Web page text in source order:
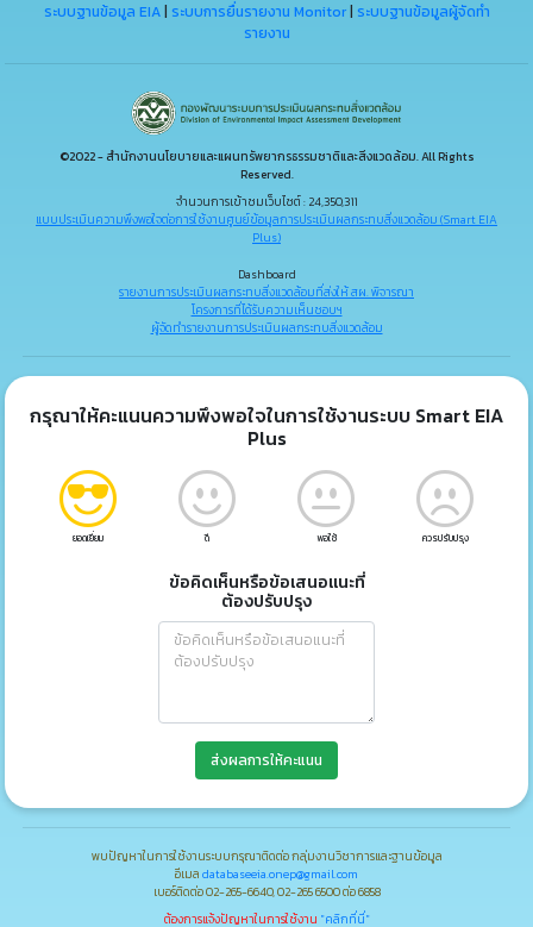
ระบบฐานข้อมูล EIA| ระบบการยื่นรายงาน Monitor| ระบบฐานข้อมูลผู้จัดทำ
รายงาน
©2022 - สำนักงานนโยบายและแผนทรัพยากรธรรมชาติและสิ่งแวดล้อม. All Rights
Reserved.
จำนวนการเข้าชมเว็บไซต์ : 24,350,311
แบบประเมินความพึงพอใจต่อการใช้งานศูนย์ข้อมูลการประเมินผลกระทบสิ่งแวดล้อม (Smart EIA
Plus)
Dashboard
รายงานการประเมินผลกระทบสิ่งแวดล้อมที่ส่งให้ สผ. พิจารณา
โครงการที่ได้รับความเห็นชอบฯ
ผู้จัดทำรายงานการประเมินผลกระทบสิ่งแวดล้อม
กรุณาให้คะแนนความพึงพอใจในการใช้งานระบบ Smart EIA
Plus
ยอดเยี่ยม ดี พอใช้ ควรปรับปรุง
ข้อคิดเห็นหรือข้อเสนอแนะที่
ต้องปรับปรุง
ส่งผลการให้คะแนน
พบปัญหาในการใช้งานระบบกรุณาติดต่อ กลุ่มงานวิชาการและฐานข้อมูล
อีเมล databaseeia.onep@gmail.com
เบอร์ติดต่อ 02-265-6640, 02-265 6500 ต่อ 6858
ต้องการแจ้งปัญหาในการใช้งาน "คลิกที่นี่"